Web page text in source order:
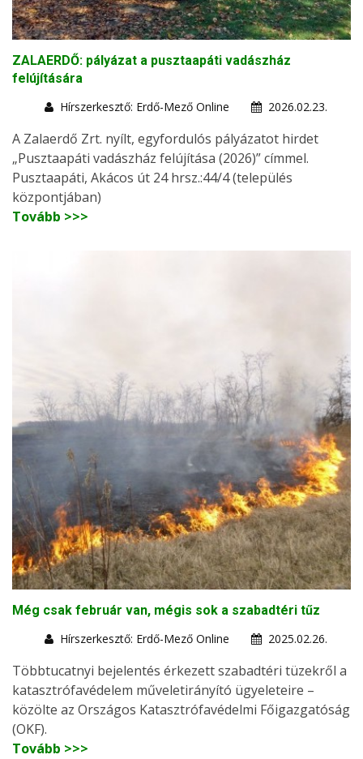
ZALAERDŐ: pályázat a pusztaapáti vadászház
felújítására
Hírszerkesztő: Erdő-Mező Online
2026.02.23.
A Zalaerdő Zrt. nyílt, egyfordulós pályázatot hirdet
„Pusztaapáti vadászház felújítása (2026)” címmel.
Pusztaapáti, Akácos út 24 hrsz.:44/4 (település
központjában)
Tovább >>>
Még csak február van, mégis sok a szabadtéri tűz
Hírszerkesztő: Erdő-Mező Online
2025.02.26.
Többtucatnyi bejelentés érkezett szabadtéri tüzekről a
katasztrófavédelem műveletirányító ügyeleteire –
közölte az Országos Katasztrófavédelmi Főigazgatóság
(OKF).
Tovább >>>